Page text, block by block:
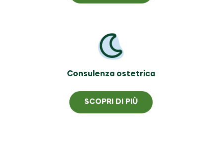
Consulenza ostetrica
SCOPRI DI PIÙ